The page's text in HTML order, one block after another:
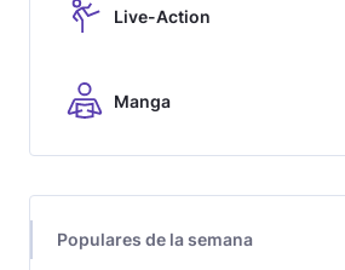
Live-Action
Manga
Populares de la semana